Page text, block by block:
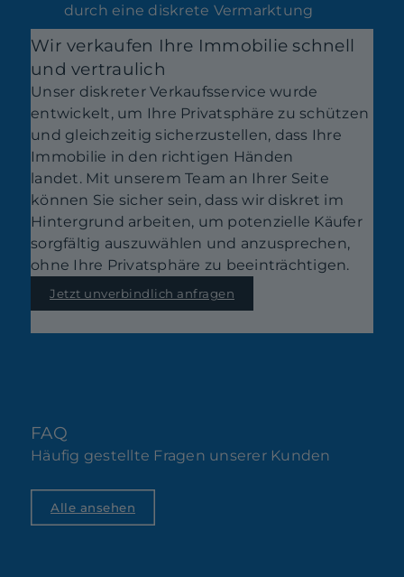
durch eine diskrete Vermarktung
Wir verkaufen Ihre Immobilie schnell
und vertraulich
Unser diskreter Verkaufsservice wurde
entwickelt, um Ihre Privatsphäre zu schützen
und gleichzeitig sicherzustellen, dass Ihre
Immobilie in den richtigen Händen
landet. Mit unserem Team an Ihrer Seite
können Sie sicher sein, dass wir diskret im
Hintergrund arbeiten, um potenzielle Käufer
sorgfältig auszuwählen und anzusprechen,
ohne Ihre Privatsphäre zu beeinträchtigen.
Jetzt unverbindlich anfragen
FAQ
Häufig gestellte Fragen unserer Kunden
Alle ansehen